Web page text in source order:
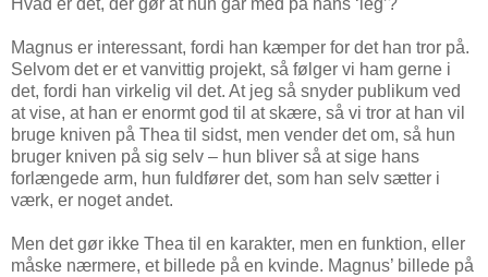
Hvad er det, der gør at hun går med på hans ‘leg’?
Magnus er interessant, fordi han kæmper for det han tror på.
Selvom det er et vanvittig projekt, så følger vi ham gerne i
det, fordi han virkelig vil det. At jeg så snyder publikum ved
at vise, at han er enormt god til at skære, så vi tror at han vil
bruge kniven på Thea til sidst, men vender det om, så hun
bruger kniven på sig selv – hun bliver så at sige hans
forlængede arm, hun fuldfører det, som han selv sætter i
værk, er noget andet.
Men det gør ikke Thea til en karakter, men en funktion, eller
måske nærmere, et billede på en kvinde. Magnus’ billede på